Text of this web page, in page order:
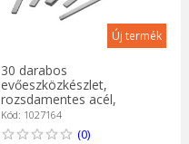
Új termék
30 darabos
evőeszközkészlet,
rozsdamentes acél,
"Minimale", Hammered -
Zwilling
Kód: 1027164
(0)